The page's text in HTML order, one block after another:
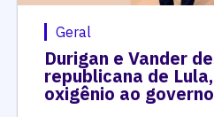
oxigênio ao